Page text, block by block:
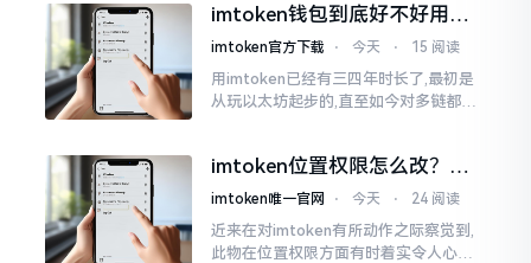
睹过非常多的人
imtoken钱包到底好不好用？
老玩家说说真实体验
imtoken官方下载 ⋅ 今天 ⋅ 15 阅读
用imtoken已经有三四年时长了,最初是
从玩以太坊起步的,直至如今对多链都有
imtoken位置权限怎么改？手
把手教你搞定
imtoken唯一官网 ⋅ 今天 ⋅ 24 阅读
近来在对imtoken有所动作之际察觉到,
此物在位置权限方面有时着实令人心生